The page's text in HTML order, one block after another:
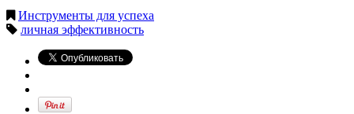
Инструменты для успеха
личная эффективность